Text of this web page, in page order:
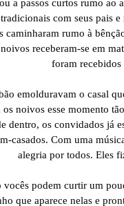
com seus pais
caminharam rumo à
receberam-se em
foram
emolduravam o casal
noivos esse momento
dentro, os convidados já
casados. Com uma
alegria por todos. Eles
podem curtir um
que aparece nelas e